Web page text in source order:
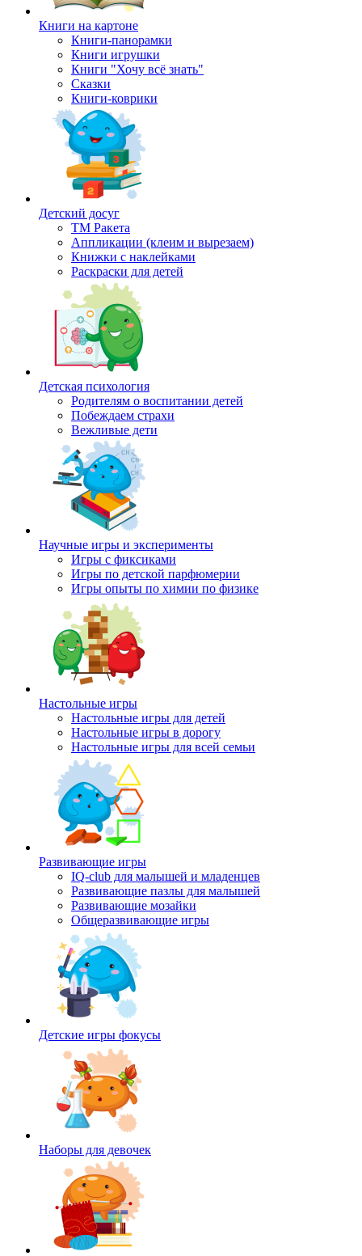
Книги на картоне
Книги-панорамки
Книги игрушки
Книги "Хочу всё знать"
Сказки
Книги-коврики
Детский досуг
ТМ Ракета
Аппликации (клеим и вырезаем)
Книжки с наклейками
Раскраски для детей
Детская психология
Родителям о воспитании детей
Побеждаем страхи
Вежливые дети
Научные игры и эксперименты
Игры с фиксиками
Игры по детской парфюмерии
Игры опыты по химии по физике
Настольные игры
Настольные игры для детей
Настольные игры в дорогу
Настольные игры для всей семьи
Развивающие игры
IQ-club для малышей и младенцев
Развивающие пазлы для малышей
Развивающие мозайки
Общеразвивающие игры
Детские игры фокусы
Наборы для девочек